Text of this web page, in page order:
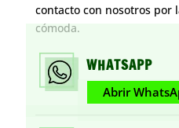
contacto con nosotros por
cómoda.
WHATSAPP
Abrir